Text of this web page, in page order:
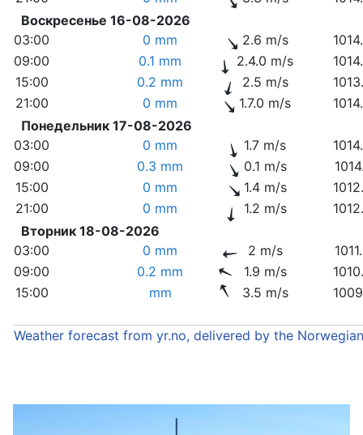
Воскресенье 16-08-2026
03:00
0 mm 2.6 m/s
09:00
0.1 mm 2.4.0 m/s
15:00
0.2 mm 2.5 m/s
21:00
0 mm 1.7.0 m/s
Понедельник 17-08-2026
03:00
0 mm 1.7 m/s
09:00
0.3 mm 0.1 m/s
15:00
0 mm 1.4 m/s
21:00
0 mm 1.2 m/s
Вторник 18-08-2026
03:00
0 mm 2 m/s
09:00
0.2 mm 1.9 m/s
15:00
mm 3.5 m/s
Weather forecast from yr.no, delivered by the